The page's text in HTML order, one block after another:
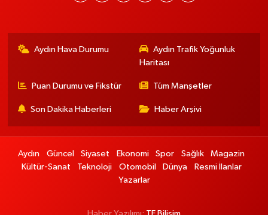
Aydın Hava Durumu
Aydın Trafik Yoğunluk
Haritası
Puan Durumu ve Fikstür Tüm Manşetler
Son Dakika Haberleri Haber Arşivi
Aydın Güncel Siyaset Ekonomi Spor Sağlık
Magazin
Kültür-Sanat
Teknoloji Otomobil Dünya
Resmi İlanlar
Yazarlar